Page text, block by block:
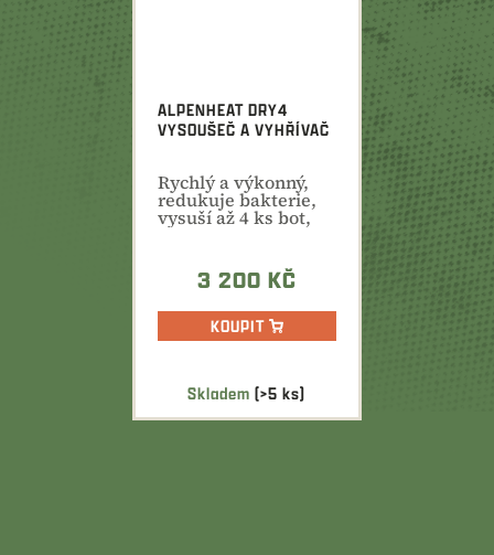
Skladem(>5 ks)
ALPENHEAT DRY4
VYSOUŠEČ A VYHŘÍVAČ
Rychlý a výkonný,
redukuje bakterie,
vysuší až 4 ks bot,
rukavic oblečení...
3 200 KČ
KOUPIT